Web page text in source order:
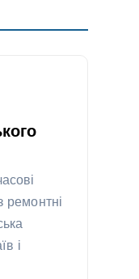
ремонтні
і